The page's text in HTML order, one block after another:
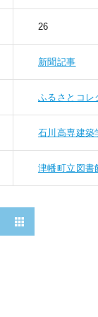
26
新聞記事
ふるさとコレ
石川高専建築
津幡町立図書